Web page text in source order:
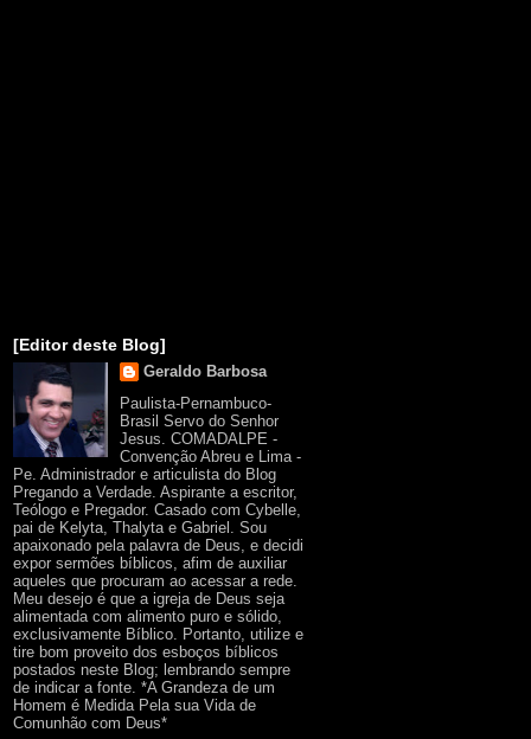
[Editor deste Blog]
Geraldo Barbosa
Paulista-Pernambuco-
Brasil Servo do Senhor
Jesus. COMADALPE -
Convenção Abreu e Lima -
Pe. Administrador e articulista do Blog
Pregando a Verdade. Aspirante a escritor,
Teólogo e Pregador. Casado com Cybelle,
pai de Kelyta, Thalyta e Gabriel. Sou
apaixonado pela palavra de Deus, e decidi
expor sermões bíblicos, afim de auxiliar
aqueles que procuram ao acessar a rede.
Meu desejo é que a igreja de Deus seja
alimentada com alimento puro e sólido,
exclusivamente Bíblico. Portanto, utilize e
tire bom proveito dos esboços bíblicos
postados neste Blog; lembrando sempre
de indicar a fonte. *A Grandeza de um
Homem é Medida Pela sua Vida de
Comunhão com Deus*